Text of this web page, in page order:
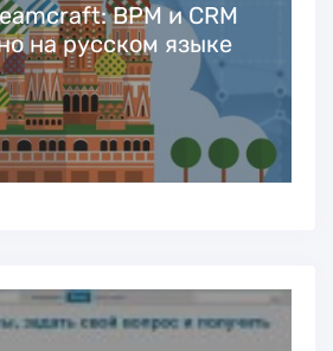
BPM и CRM
на русском языке